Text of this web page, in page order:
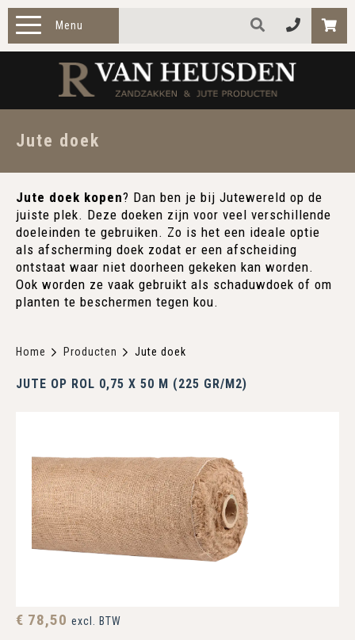
Menu
TOEPASSINGEN
OVER ONS
Jute doek
Jute doek kopen? Dan ben je bij Jutewereld op de
juiste plek. Deze doeken zijn voor veel verschillende
doeleinden te gebruiken. Zo is het een ideale optie
als afscherming doek zodat er een afscheiding
ontstaat waar niet doorheen gekeken kan worden.
Ook worden ze vaak gebruikt als schaduwdoek of om
planten te beschermen tegen kou.
Home Producten Jute doek
JUTE OP ROL 0,75 X 50 M (225 GR/M2)
€ 78,50 excl. BTW